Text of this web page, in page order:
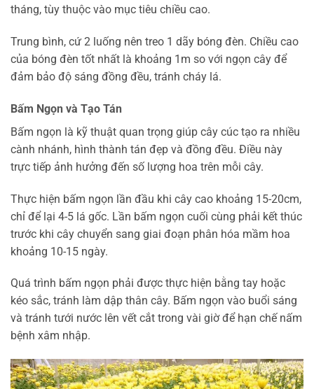
tháng, tùy thuộc vào mục tiêu chiều cao.
Trung bình, cứ 2 luống nên treo 1 dãy bóng đèn. Chiều cao
của bóng đèn tốt nhất là khoảng 1m so với ngọn cây để
đảm bảo độ sáng đồng đều, tránh cháy lá.
Bấm Ngọn và Tạo Tán
Bấm ngọn là kỹ thuật quan trọng giúp cây cúc tạo ra nhiều
cành nhánh, hình thành tán đẹp và đồng đều. Điều này
trực tiếp ảnh hưởng đến số lượng hoa trên mỗi cây.
Thực hiện bấm ngọn lần đầu khi cây cao khoảng 15-20cm,
chỉ để lại 4-5 lá gốc. Lần bấm ngọn cuối cùng phải kết thúc
trước khi cây chuyển sang giai đoạn phân hóa mầm hoa
khoảng 10-15 ngày.
Quá trình bấm ngọn phải được thực hiện bằng tay hoặc
kéo sắc, tránh làm dập thân cây. Bấm ngọn vào buổi sáng
và tránh tưới nước lên vết cắt trong vài giờ để hạn chế nấm
bệnh xâm nhập.